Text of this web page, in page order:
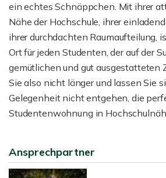
ein echtes Schnäppchen. Mit ihrer
Nähe der Hochschule, ihrer
ihrer durchdachten Raumaufteilung,
Ort für jeden Studenten, der auf der
gemütlichen und gut ausgestatteten
Sie also nicht länger und lassen Sie
Gelegenheit nicht entgehen, die
Studentenwohnung in
Ansprechpartner